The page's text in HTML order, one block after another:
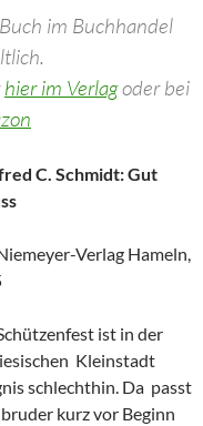
im Buchhandel
hier im Verlagoder bei
C. Schmidt: Gut
Verlag Hameln,
ist in der
Kleinstadt
schlechthin. Da passt
kurz vor Beginn